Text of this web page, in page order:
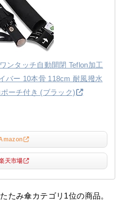
ンタッチ自動開閉 Teflon加工
バー 10本骨 118cm 耐風撥水
ーチ付き (ブラック)
天市場
たみ傘カテゴリ1位の商品。